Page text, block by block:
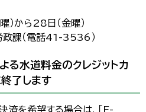
）から28日（金曜）
政課（電話41-3536）
よる水道料金のクレジットカ
了します
済を希望する場合は、「F-